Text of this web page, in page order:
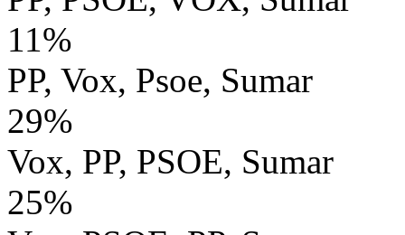
11%
PP, Vox, Psoe, Sumar
29%
Vox, PP, PSOE, Sumar
25%